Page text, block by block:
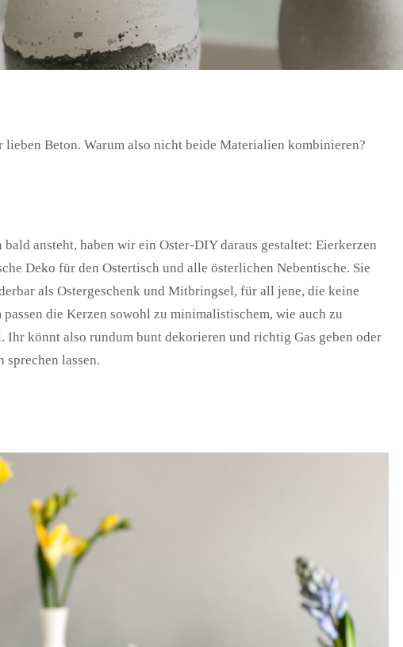
Beton. Warum also nicht beide Materialien kombinieren?
bald ansteht, haben wir ein Oster-DIY daraus gestaltet: Eierkerzen
Deko für den Ostertisch und alle österlichen Nebentische. Sie
als Ostergeschenk und Mitbringsel, für all jene, die keine
passen die Kerzen sowohl zu minimalistischem, wie auch zu
Ihr könnt also rundum bunt dekorieren und richtig Gas geben oder
sprechen lassen.